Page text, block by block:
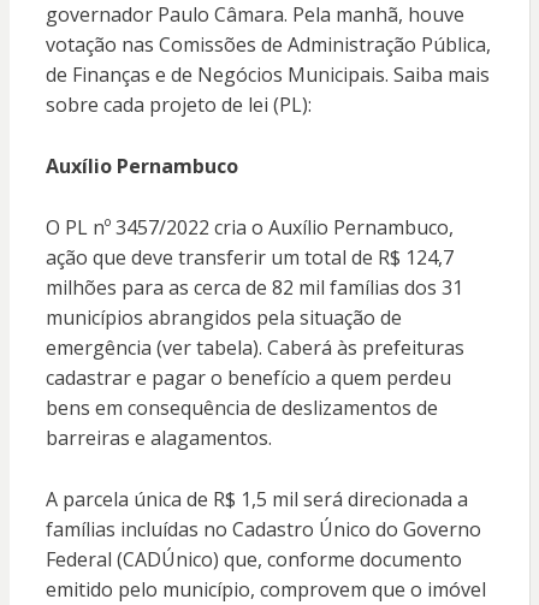
governador Paulo Câmara. Pela manhã, houve
votação nas Comissões de Administração Pública,
de Finanças e de Negócios Municipais. Saiba mais
sobre cada projeto de lei (PL):
Auxílio Pernambuco
O PL nº 3457/2022 cria o Auxílio Pernambuco,
ação que deve transferir um total de R$ 124,7
milhões para as cerca de 82 mil famílias dos 31
municípios abrangidos pela situação de
emergência (ver tabela). Caberá às prefeituras
cadastrar e pagar o benefício a quem perdeu
bens em consequência de deslizamentos de
barreiras e alagamentos.
A parcela única de R$ 1,5 mil será direcionada a
famílias incluídas no Cadastro Único do Governo
Federal (CADÚnico) que, conforme documento
emitido pelo município, comprovem que o imóvel